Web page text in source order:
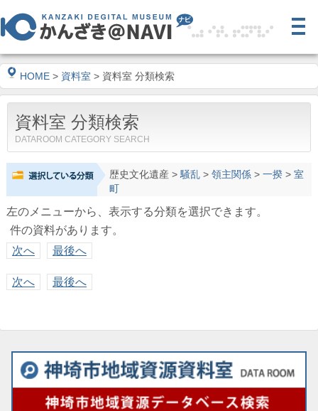
HOME > 資料室 > 資料室 分類検索
資料室 分類検索
DATAROOM CATEGORY SEARCH
歴史文化遺産>騒乱> 領主関係> 一揆> 室
町
左のメニューから、表示する分類を選択できます。
件の資料があります。
次へ
最後へ
次へ 最後へ